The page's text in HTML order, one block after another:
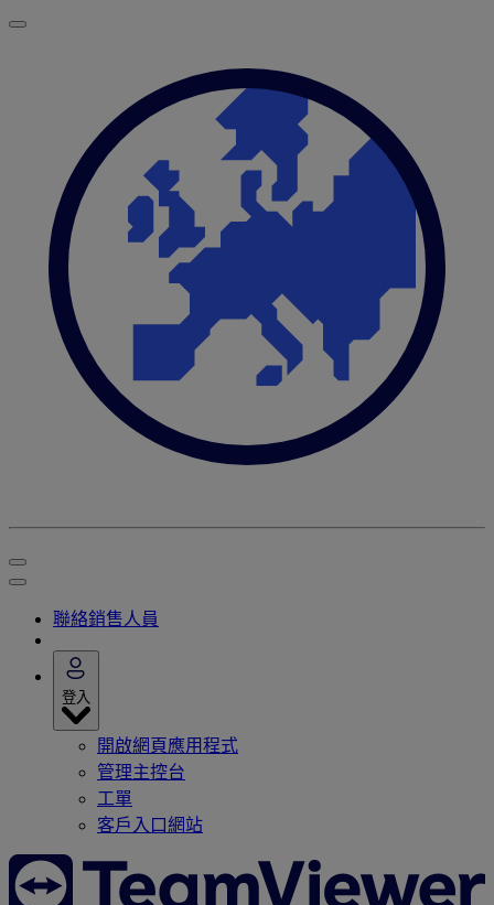
聯絡銷售人員
登入
開啟網頁應用程式
管理主控台
工單
客戶入口網站